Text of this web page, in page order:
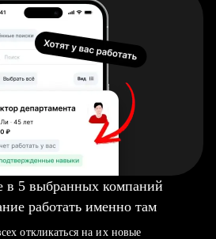
в 5 выбранных компаний
работать именно там
откликаться на их новые